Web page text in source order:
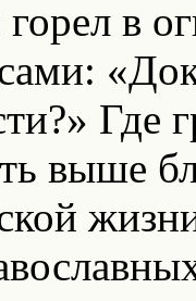
в
Где
выше